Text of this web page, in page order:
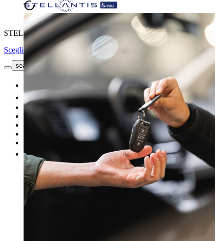
STELLANTIS &YOU ROMA MAGLIANA
Scegli un'altra città
search button - icon
Usato
Le nostre offerte
I nostri brand
Altro